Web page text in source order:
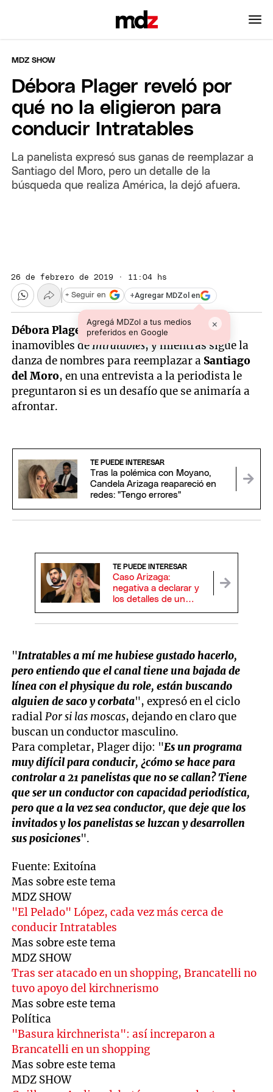
MDZ SHOW
Débora Plager reveló por
qué no la eligieron para
conducir Intratables
La panelista expresó sus ganas de reemplazar a
Santiago del Moro, pero un detalle de la
búsqueda que realiza América, la dejó afuera.
26 de febrero de 2019 · 11:04 hs
+Agregar MDZol en
Agregá MDZol a tus medios
preferidos en Google
×
+ Seguir en
Débora Plager
es una de las panelistas
inamovibles deIntratables, y mientras sigue la
danza de nombres para reemplazar a Santiago
del Moro, en una entrevista a la periodista le
preguntaron si es un desafío que se animaría a
afrontar.
TE PUEDE INTERESAR
Tras la polémica con Moyano,
Candela Arizaga reapareció en
redes: "Tengo errores"
TE PUEDE INTERESAR
Caso Arizaga:
negativa a declarar y
los detalles de un
"Intratables a mí me hubiese gustado hacerlo,
pero entiendo que el canal tiene una bajada de
línea con el physique du role, están buscando
alguien de saco y corbata", expresó en el ciclo
radialPor si las moscas, dejando en claro que
buscan un conductor masculino.
Para completar, Plager dijo: "Es un programa
muy difícil para conducir, ¿cómo se hace para
controlar a 21 panelistas que no se callan? Tiene
que ser un conductor con capacidad periodística,
pero que a la vez sea conductor, que deje que los
invitados y los panelistas se luzcan y desarrollen
sus posiciones".
Fuente: Exitoína
Mas sobre este tema
MDZ SHOW
"El Pelado" López, cada vez más cerca de
conducir Intratables
Mas sobre este tema
MDZ SHOW
Tras ser atacado en un shopping, Brancatelli no
tuvo apoyo del kirchnerismo
Mas sobre este tema
Política
"Basura kirchnerista": así increparon a
Brancatelli en un shopping
Mas sobre este tema
MDZ SHOW